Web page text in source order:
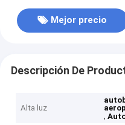
Mejor precio
Descripción De
Alta luz
,